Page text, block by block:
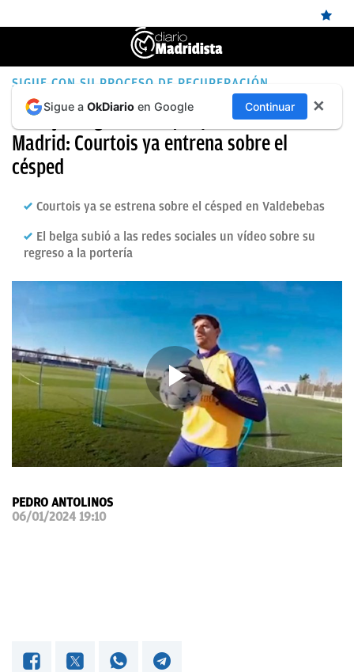
ÚLTIMAS
NOTICIAS
REAL
MADRID
FICHAJES
DIRECTO
PAPARAZZI
OKDIARIO
SIGUE CON SU PROCESO DE RECUPERACIÓN
El mejor regalo de Reyes para el Real
Madrid: Courtois ya entrena sobre el
césped
Courtois ya se estrena sobre el césped en Valdebebas
El belga subió a las redes sociales un vídeo sobre su
regreso a la portería
PEDRO ANTOLINOS
06/01/2024 19:10
Sigue a OkDiario en Google Continuar ✕